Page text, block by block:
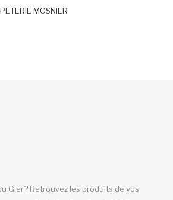
MOSNIER
Gier? Retrouvez les produits de vos